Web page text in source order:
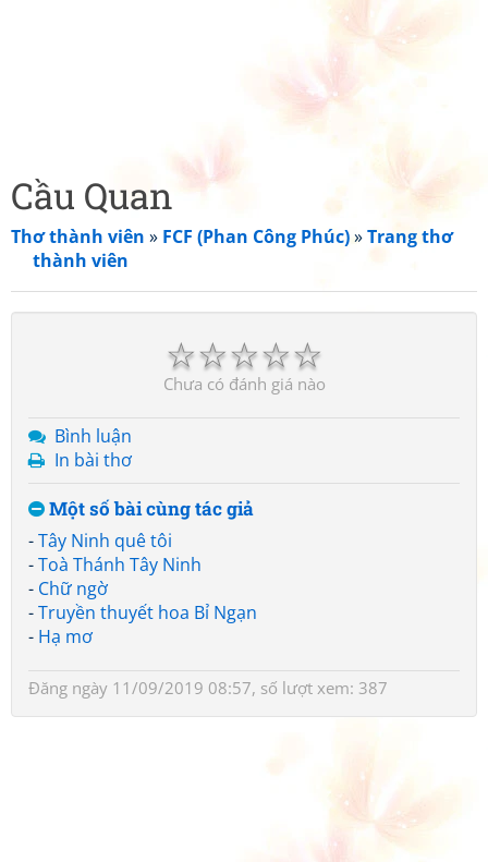
Cầu Quan
Thơ thành viên » FCF (Phan Công Phúc)»Trang thơ
thành viên
☆
☆
☆
☆
☆
Chưa có đánh giá nào
Bình luận
In bài thơ
Một số bài cùng tác giả
-Tây Ninh quê tôi
-Toà Thánh Tây Ninh
- Chữ ngờ
-Truyền thuyết hoa Bỉ Ngạn
- Hạ mơ
Đăng ngày 11/09/2019 08:57, số lượt xem: 387